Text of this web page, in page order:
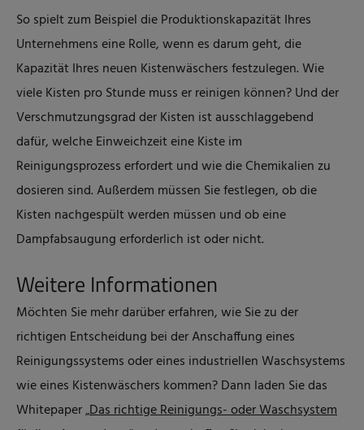
So spielt zum Beispiel die Produktionskapazität Ihres
Unternehmens eine Rolle, wenn es darum geht, die
Kapazität Ihres neuen Kistenwäschers festzulegen. Wie
viele Kisten pro Stunde muss er reinigen können? Und der
Verschmutzungsgrad der Kisten ist ausschlaggebend
dafür, welche Einweichzeit eine Kiste im
Reinigungsprozess erfordert und wie die Chemikalien zu
dosieren sind. Außerdem müssen Sie festlegen, ob die
Kisten nachgespült werden müssen und ob eine
Dampfabsaugung erforderlich ist oder nicht.
Weitere Informationen
Möchten Sie mehr darüber erfahren, wie Sie zu der
richtigen Entscheidung bei der Anschaffung eines
Reinigungssystems oder eines industriellen Waschsystems
wie eines Kistenwäschers kommen? Dann laden Sie das
Whitepaper „Das richtige Reinigungs- oder Waschsystem